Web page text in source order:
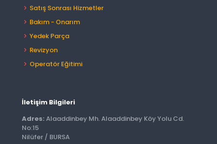
Satış Sonrası Hizmetler
Bakım - Onarım
Yedek Parça
Revizyon
Operatör Eğitimi
İletişim Bilgileri
Adres: Alaaddinbey Mh. Alaaddinbey Köy Yolu Cd.
No:15
Nilüfer / BURSA